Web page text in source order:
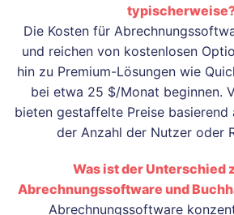
Die Kosten für
und reichen von kostenlosen
hin zu Premium-Lösungen wie
bei etwa 25 $/Monat beginnen.
bieten gestaffelte Preise basierend
der Anzahl der Nutzer oder
Was ist der Unterschied
Abrechnungssoftware und
Abrechnungssoftware